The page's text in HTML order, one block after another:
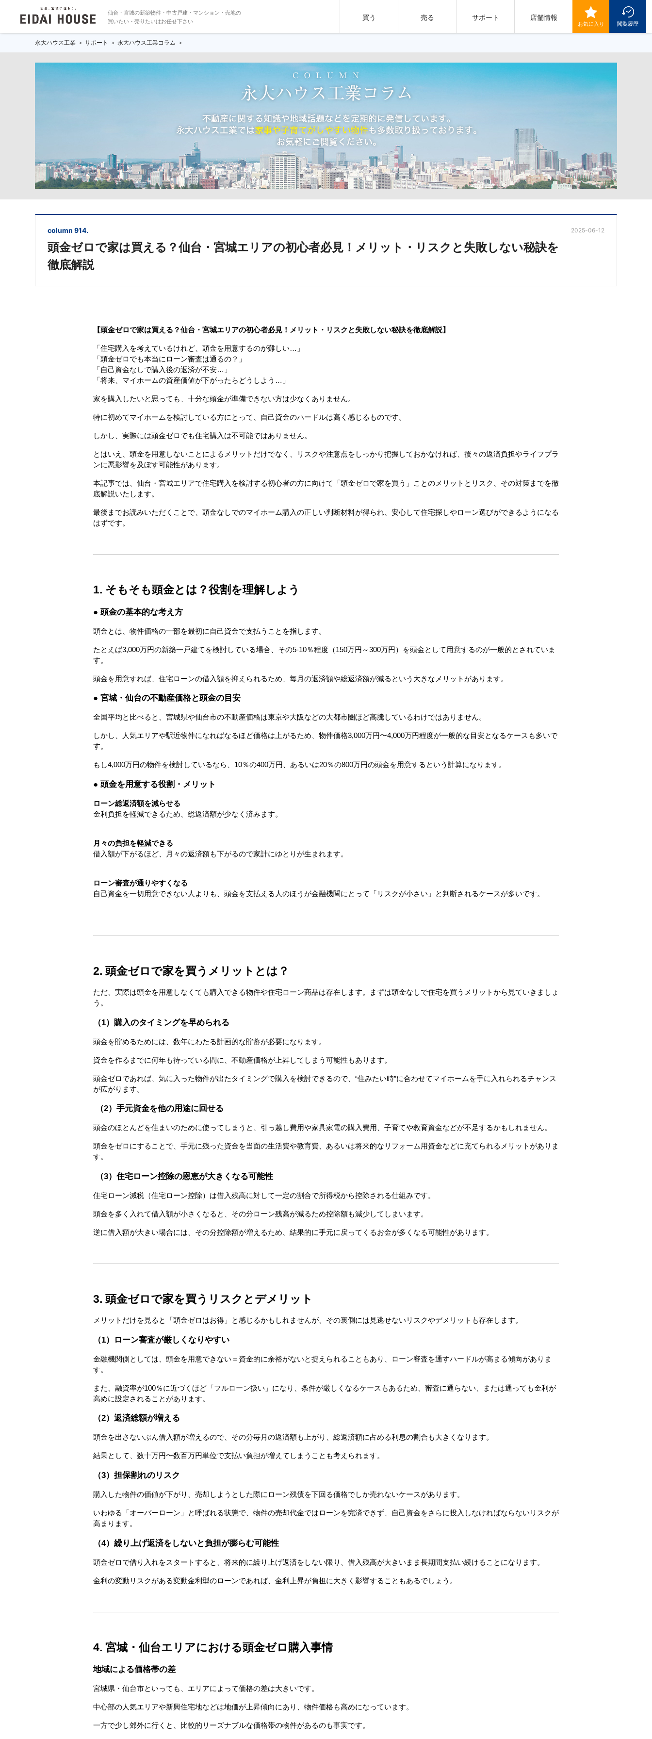
仙台・宮城の新築物件・中古戸建・マンション・売地の
買いたい・売りたいはお任せ下さい
買う 売る サポート 店舗情報
お気に入り 閲覧履歴
永大ハウス工業 サポート 永大ハウス工業コラム
column 914.
頭金ゼロで家は買える？仙台・宮城エリアの初心者必見！メリット・リスクと失敗しない秘訣を
徹底解説
2025-06-12
【頭金ゼロで家は買える？仙台・宮城エリアの初心者必見！メリット・リスクと失敗しない秘訣を徹底解説】
「住宅購入を考えているけれど、頭金を用意するのが難しい…」
「頭金ゼロでも本当にローン審査は通るの？」
「自己資金なしで購入後の返済が不安…」
「将来、マイホームの資産価値が下がったらどうしよう…」
家を購入したいと思っても、十分な頭金が準備できない方は少なくありません。
特に初めてマイホームを検討している方にとって、自己資金のハードルは高く感じるものです。
しかし、実際には頭金ゼロでも住宅購入は不可能ではありません。
とはいえ、頭金を用意しないことによるメリットだけでなく、リスクや注意点をしっかり把握しておかなければ、後々の返済負担やライフプラ
ンに悪影響を及ぼす可能性があります。
本記事では、仙台・宮城エリアで住宅購入を検討する初心者の方に向けて「頭金ゼロで家を買う」ことのメリットとリスク、その対策までを徹
底解説いたします。
最後までお読みいただくことで、頭金なしでのマイホーム購入の正しい判断材料が得られ、安心して住宅探しやローン選びができるようになる
はずです。
1. そもそも頭金とは？役割を理解しよう
● 頭金の基本的な考え方
頭金とは、物件価格の一部を最初に自己資金で支払うことを指します。
たとえば3,000万円の新築一戸建てを検討している場合、その5-10％程度（150万円～300万円）を頭金として用意するのが一般的とされていま
す。
頭金を用意すれば、住宅ローンの借入額を抑えられるため、毎月の返済額や総返済額が減るという大きなメリットがあります。
● 宮城・仙台の不動産価格と頭金の目安
全国平均と比べると、宮城県や仙台市の不動産価格は東京や大阪などの大都市圏ほど高騰しているわけではありません。
しかし、人気エリアや駅近物件になればなるほど価格は上がるため、物件価格3,000万円〜4,000万円程度が一般的な目安となるケースも多いで
す。
もし4,000万円の物件を検討しているなら、10％の400万円、あるいは20％の800万円の頭金を用意するという計算になります。
● 頭金を用意する役割・メリット
ローン総返済額を減らせる
金利負担を軽減できるため、総返済額が少なく済みます。
月々の負担を軽減できる
借入額が下がるほど、月々の返済額も下がるので家計にゆとりが生まれます。
ローン審査が通りやすくなる
自己資金を一切用意できない人よりも、頭金を支払える人のほうが金融機関にとって「リスクが小さい」と判断されるケースが多いです。
2. 頭金ゼロで家を買うメリットとは？
ただ、実際は頭金を用意しなくても購入できる物件や住宅ローン商品は存在します。まずは頭金なしで住宅を買うメリットから見ていきましょ
う。
（1）購入のタイミングを早められる
頭金を貯めるためには、数年にわたる計画的な貯蓄が必要になります。
資金を作るまでに何年も待っている間に、不動産価格が上昇してしまう可能性もあります。
頭金ゼロであれば、気に入った物件が出たタイミングで購入を検討できるので、“住みたい時”に合わせてマイホームを手に入れられるチャンス
が広がります。
（2）手元資金を他の用途に回せる
頭金のほとんどを住まいのために使ってしまうと、引っ越し費用や家具家電の購入費用、子育てや教育資金などが不足するかもしれません。
頭金をゼロにすることで、手元に残った資金を当面の生活費や教育費、あるいは将来的なリフォーム用資金などに充てられるメリットがありま
す。
（3）住宅ローン控除の恩恵が大きくなる可能性
住宅ローン減税（住宅ローン控除）は借入残高に対して一定の割合で所得税から控除される仕組みです。
頭金を多く入れて借入額が小さくなると、その分ローン残高が減るため控除額も減少してしまいます。
逆に借入額が大きい場合には、その分控除額が増えるため、結果的に手元に戻ってくるお金が多くなる可能性があります。
3. 頭金ゼロで家を買うリスクとデメリット
メリットだけを見ると「頭金ゼロはお得」と感じるかもしれませんが、その裏側には見逃せないリスクやデメリットも存在します。
（1）ローン審査が厳しくなりやすい
金融機関側としては、頭金を用意できない＝資金的に余裕がないと捉えられることもあり、ローン審査を通すハードルが高まる傾向がありま
す。
また、融資率が100％に近づくほど「フルローン扱い」になり、条件が厳しくなるケースもあるため、審査に通らない、または通っても金利が
高めに設定されることがあります。
（2）返済総額が増える
頭金を出さないぶん借入額が増えるので、その分毎月の返済額も上がり、総返済額に占める利息の割合も大きくなります。
結果として、数十万円〜数百万円単位で支払い負担が増えてしまうことも考えられます。
（3）担保割れのリスク
購入した物件の価値が下がり、売却しようとした際にローン残債を下回る価格でしか売れないケースがあります。
いわゆる「オーバーローン」と呼ばれる状態で、物件の売却代金ではローンを完済できず、自己資金をさらに投入しなければならないリスクが
高まります。
（4）繰り上げ返済をしないと負担が膨らむ可能性
頭金ゼロで借り入れをスタートすると、将来的に繰り上げ返済をしない限り、借入残高が大きいまま長期間支払い続けることになります。
金利の変動リスクがある変動金利型のローンであれば、金利上昇が負担に大きく影響することもあるでしょう。
4. 宮城・仙台エリアにおける頭金ゼロ購入事情
地域による価格帯の差
宮城県・仙台市といっても、エリアによって価格の差は大きいです。
中心部の人気エリアや新興住宅地などは地価が上昇傾向にあり、物件価格も高めになっています。
一方で少し郊外に行くと、比較的リーズナブルな価格帯の物件があるのも事実です。